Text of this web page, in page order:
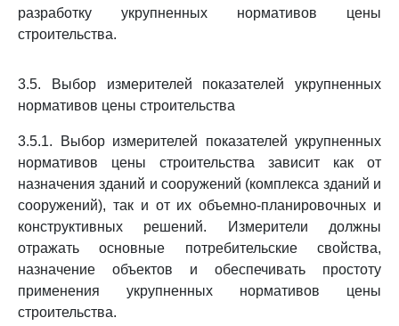
разработку укрупненных нормативов цены
строительства.
3.5. Выбор измерителей показателей укрупненных
нормативов цены строительства
3.5.1. Выбор измерителей показателей укрупненных
нормативов цены строительства зависит как от
назначения зданий и сооружений (комплекса зданий и
сооружений), так и от их объемно-планировочных и
конструктивных решений. Измерители должны
отражать основные потребительские свойства,
назначение объектов и обеспечивать простоту
применения укрупненных нормативов цены
строительства.